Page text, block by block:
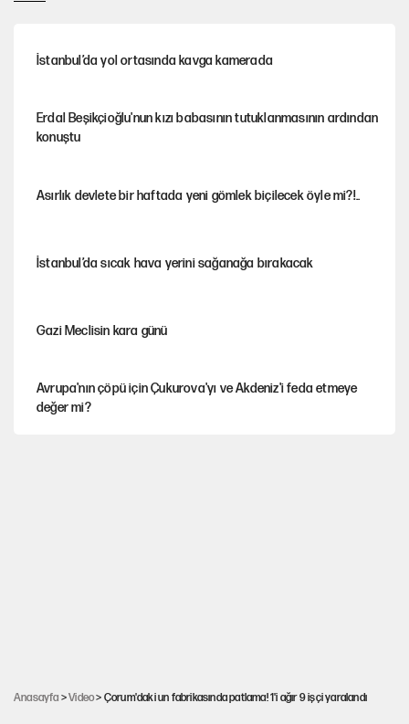
İstanbul’da yol ortasında kavga kamerada
Erdal Beşikçioğlu'nun kızı babasının tutuklanmasının ardından
konuştu
Asırlık devlete bir haftada yeni gömlek biçilecek öyle mi?!..
İstanbul’da sıcak hava yerini sağanağa bırakacak
Gazi Meclisin kara günü
Avrupa'nın çöpü için Çukurova'yı ve Akdeniz'i feda etmeye
değer mi?
Anasayfa >Video> Çorum'daki un fabrikasında patlama! 1'i ağır 9 işçi yaralandı